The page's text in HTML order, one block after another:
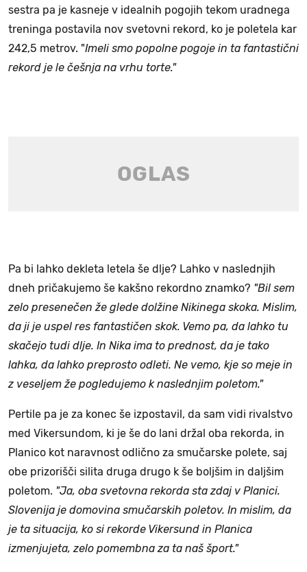
sestra pa je kasneje v idealnih pogojih tekom uradnega
treninga postavila nov svetovni rekord, ko je poletela kar
242,5 metrov. "Imeli smo popolne pogoje in ta fantastični
rekord je le češnja na vrhu torte."
Pa bi lahko dekleta letela še dlje? Lahko v naslednjih
dneh pričakujemo še kakšno rekordno znamko? "Bil sem
zelo presenečen že glede dolžine Nikinega skoka. Mislim,
da ji je uspel res fantastičen skok. Vemo pa, da lahko tu
skačejo tudi dlje. In Nika ima to prednost, da je tako
lahka, da lahko preprosto odleti. Ne vemo, kje so meje in
z veseljem že pogledujemo k naslednjim poletom."
Pertile pa je za konec še izpostavil, da sam vidi rivalstvo
med Vikersundom, ki je še do lani držal oba rekorda, in
Planico kot naravnost odlično za smučarske polete, saj
obe prizorišči silita druga drugo k še boljšim in daljšim
poletom. "Ja, oba svetovna rekorda sta zdaj v Planici.
Slovenija je domovina smučarskih poletov. In mislim, da
je ta situacija, ko si rekorde Vikersund in Planica
izmenjujeta, zelo pomembna za ta naš šport."